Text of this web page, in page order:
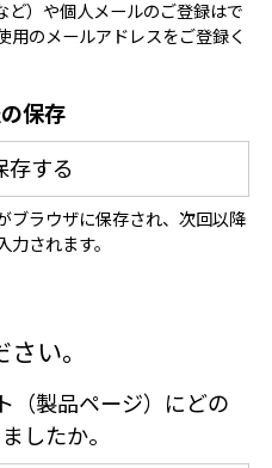
ど）や個人メールのご登録はで
用のメールアドレスをご登録く
保存
存する
ブラウザに保存され、次回以降
されます。
い。
（製品ページ）にどの
したか。